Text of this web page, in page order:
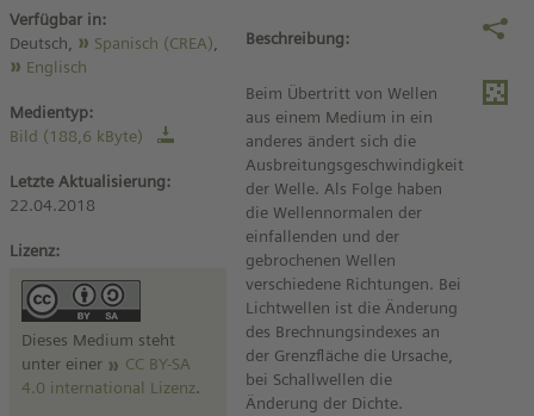
Verfügbar in:
Deutsch,
Spanisch (CREA)
Englisch
Medientyp:
Bild (188,6 kByte)
Letzte Aktualisierung:
22.04.2018
Lizenz:
Dieses Medium steht
unter einer
CC BY-SA
4.0 international Lizenz.
Beschreibung:
Beim Übertritt von Wellen
aus einem Medium in ein
anderes ändert sich die
Ausbreitungsgeschwindigkeit
der Welle. Als Folge haben
die Wellennormalen der
einfallenden und der
gebrochenen Wellen
verschiedene Richtungen. Bei
Lichtwellen ist die Änderung
des Brechnungsindexes an
der Grenzfläche die Ursache,
bei Schallwellen die
Änderung der Dichte.